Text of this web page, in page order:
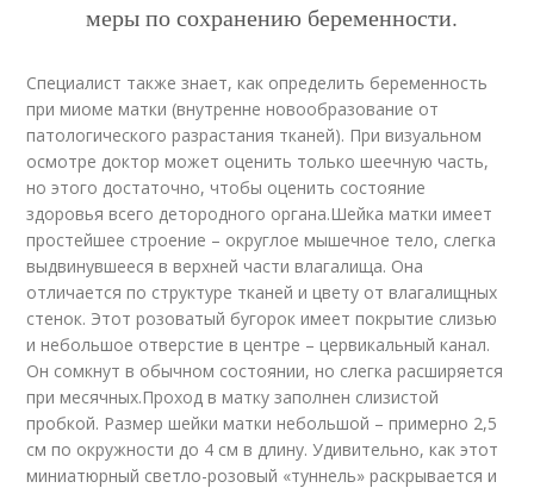
меры по сохранению беременности.
Специалист также знает, как определить беременность
при миоме матки (внутренне новообразование от
патологического разрастания тканей). При визуальном
осмотре доктор может оценить только шеечную часть,
но этого достаточно, чтобы оценить состояние
здоровья всего детородного органа.Шейка матки имеет
простейшее строение – округлое мышечное тело, слегка
выдвинувшееся в верхней части влагалища. Она
отличается по структуре тканей и цвету от влагалищных
стенок. Этот розоватый бугорок имеет покрытие слизью
и небольшое отверстие в центре – цервикальный канал.
Он сомкнут в обычном состоянии, но слегка расширяется
при месячных.Проход в матку заполнен слизистой
пробкой. Размер шейки матки небольшой – примерно 2,5
см по окружности до 4 см в длину. Удивительно, как этот
миниатюрный светло-розовый «туннель» раскрывается и